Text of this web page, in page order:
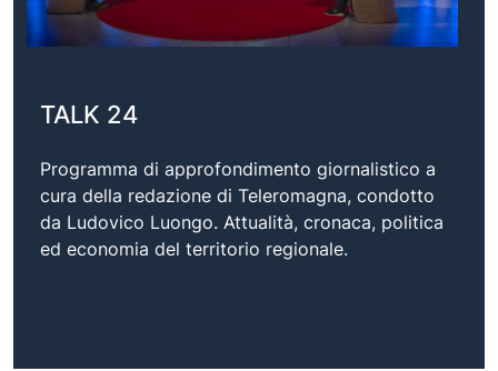
TALK 24
Programma di approfondimento giornalistico a
cura della redazione di Teleromagna, condotto
da Ludovico Luongo. Attualità, cronaca, politica
ed economia del territorio regionale.